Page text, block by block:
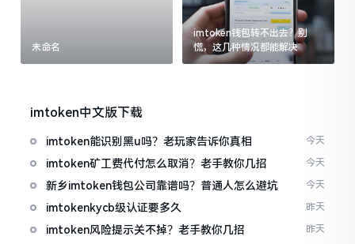
未命名
imtoken钱包转不出去？别
慌，这几种情况都能解决
imtoken中文版下载
imtoken能识别黑u吗？老玩家告诉你真相 今天
imtoken矿工费代付怎么取消？老手教你几招 今天
新乡imtoken钱包公司靠谱吗？普通人怎么避坑 今天
imtokenkycb级认证要多久 昨天
imtoken风险提示关不掉？老手教你几招 昨天